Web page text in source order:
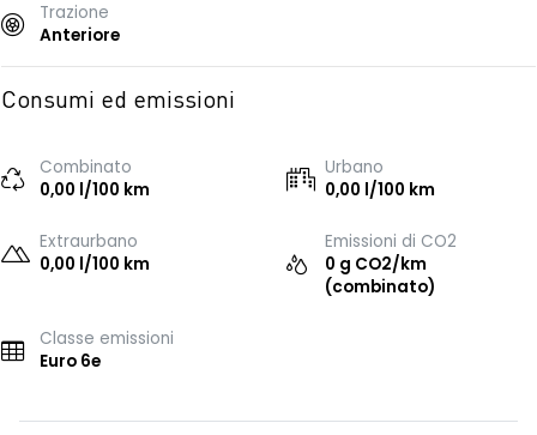
Trazione
Anteriore
Consumi ed emissioni
Combinato
0,00 l/100 km
Urbano
0,00 l/100 km
Extraurbano
0,00 l/100 km
Emissioni di CO2
0 g CO2/km
(combinato)
Classe emissioni
Euro 6e